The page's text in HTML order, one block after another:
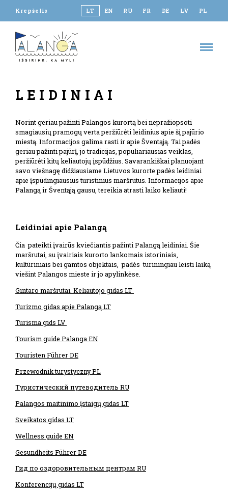
Krepšelis LT EN RU FR DE LV PL
LEIDINIAI
Norint geriau pažinti Palangos kurortą bei nepražiopsoti
smagiausių pramogų verta peržiūrėti leidinius apie šį pajūrio
miestą. Informacijos galima rasti ir apie Šventąją. Tai padės
geriau pažinti pajūrį, jo tradicijas, populiariausias veiklas,
peržiūrėti kitų keliautojų įspūdžius. Savarankiškai planuojant
savo viešnagę didžiausiame Lietuvos kurorte padės leidiniai
apie įspūdingiausius turistinius maršrutus. Informacijos apie
Palangą ir Šventąją gausu, tereikia atrasti laiko keliauti!
Leidiniai apie Palangą
Čia pateikti įvairūs kviečiantis pažinti Palangą leidiniai. Šie
maršrutai, su įvairiais kurorto lankomais istoriniais,
kultūriniais bei gamtos objektais, padės turiningiau leisti laiką
viešint Palangos mieste ir jo apylinkėse.
Gintaro maršrutai. Keliautojo gidas LT
Turizmo gidas apie Palangą LT
Turisma gids LV
Tourism guide Palanga EN
Touristen Führer DE
Przewodnik turystyczny PL
Tуристический путеводитель RU
Palangos maitinimo įstaigų gidas LT
Sveikatos gidas LT
Wellness guide EN
Gesundheits Führer DE
Гид по оздоровительным центрам RU
Konferencijų gidas LT